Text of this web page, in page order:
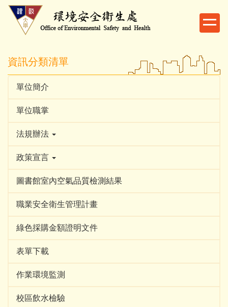
跳
內
容
資訊分類清單
單位簡介
單位職掌
法規辦法
政策宣言
圖書館室內空氣品質檢測結果
職業安全衛生管理計畫
綠色採購金額證明文件
表單下載
作業環境監測
校區飲水檢驗